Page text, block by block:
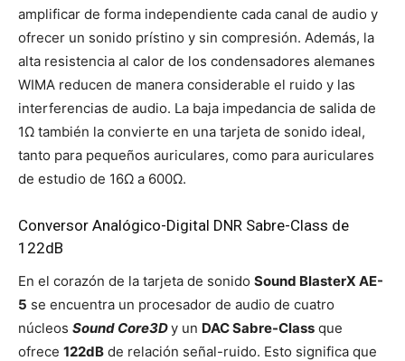
amplificar de forma independiente cada canal de audio y
ofrecer un sonido prístino y sin compresión. Además, la
alta resistencia al calor de los condensadores alemanes
WIMA reducen de manera considerable el ruido y las
interferencias de audio. La baja impedancia de salida de
1Ω también la convierte en una tarjeta de sonido ideal,
tanto para pequeños auriculares, como para auriculares
de estudio de 16Ω a 600Ω.
Conversor Analógico-Digital DNR Sabre-Class de
122dB
En el corazón de la tarjeta de sonido Sound BlasterX AE-
5 se encuentra un procesador de audio de cuatro
núcleos Sound Core3Dy un DAC Sabre-Class que
ofrece 122dB de relación señal-ruido. Esto significa que